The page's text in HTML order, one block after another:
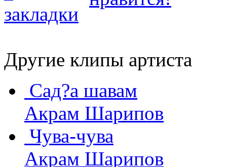
Другие клипы артиста
Сад?а шавам
Акрам Шарипов
Чува-чува
Акрам Шарипов